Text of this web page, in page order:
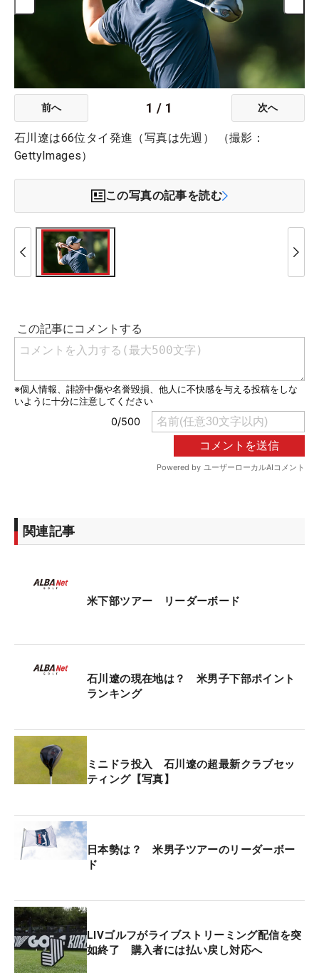
前へ 1 / 1 次へ
石川遼は66位タイ発進（写真は先週） （撮影：
GettyImages）
この写真の記事を読む
関連記事
米下部ツアー リーダーボード
石川遼の現在地は？ 米男子下部ポイント
ランキング
ミニドラ投入 石川遼の超最新クラブセッ
ティング【写真】
日本勢は？ 米男子ツアーのリーダーボー
ド
LIVゴルフがライブストリーミング配信を突
如終了 購入者には払い戻し対応へ